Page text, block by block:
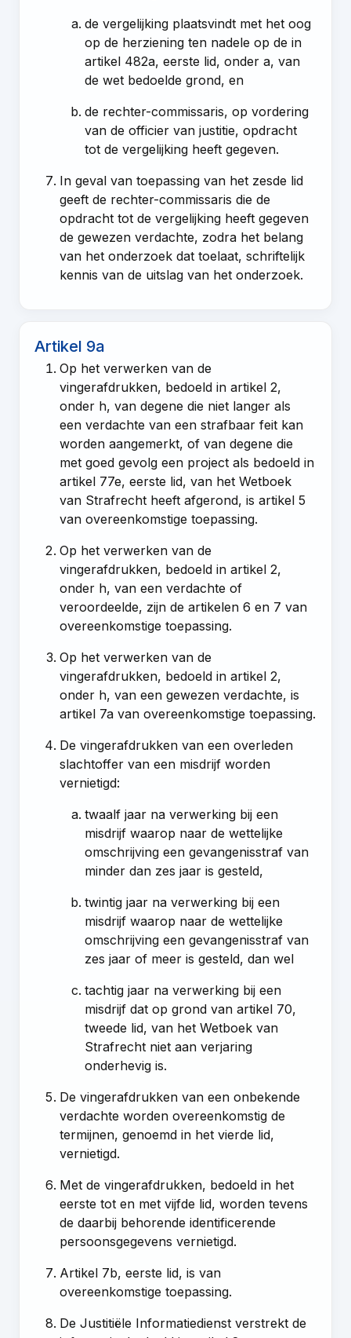
de vergelijking plaatsvindt met het oog
op de herziening ten nadele op de in
artikel 482a, eerste lid, onder a, van
de wet bedoelde grond, en
de rechter-commissaris, op vordering
van de officier van justitie, opdracht
tot de vergelijking heeft gegeven.
In geval van toepassing van het zesde lid
geeft de rechter-commissaris die de
opdracht tot de vergelijking heeft gegeven
de gewezen verdachte, zodra het belang
van het onderzoek dat toelaat, schriftelijk
kennis van de uitslag van het onderzoek.
Artikel 9a
Op het verwerken van de
vingerafdrukken, bedoeld inartikel 2,
onder h, van degene die niet langer als
een verdachte van een strafbaar feit kan
worden aangemerkt, of van degene die
met goed gevolg een project als bedoeld in
artikel 77e, eerste lid, van het Wetboek
van Strafrecht heeft afgerond, isartikel 5
van overeenkomstige toepassing.
Op het verwerken van de
vingerafdrukken, bedoeld inartikel 2,
onder h, van een verdachte of
veroordeelde, zijn deartikelen 6 en 7 van
overeenkomstige toepassing.
Op het verwerken van de
vingerafdrukken, bedoeld inartikel 2,
onder h, van een gewezen verdachte, is
artikel 7a van overeenkomstige toepassing.
De vingerafdrukken van een overleden
slachtoffer van een misdrijf worden
vernietigd:
twaalf jaar na verwerking bij een
misdrijf waarop naar de wettelijke
omschrijving een gevangenisstraf van
minder dan zes jaar is gesteld,
twintig jaar na verwerking bij een
misdrijf waarop naar de wettelijke
omschrijving een gevangenisstraf van
zes jaar of meer is gesteld, dan wel
tachtig jaar na verwerking bij een
misdrijf dat op grond vanartikel 70,
tweede lid, van het Wetboek van
Strafrecht niet aan verjaring
onderhevig is.
De vingerafdrukken van een onbekende
verdachte worden overeenkomstig de
termijnen, genoemd in het vierde lid,
vernietigd.
Met de vingerafdrukken, bedoeld in het
eerste tot en met vijfde lid, worden tevens
de daarbij behorende identificerende
persoonsgegevens vernietigd.
Artikel 7b, eerste lid, is van
overeenkomstige toepassing.
De Justitiële Informatiedienst verstrekt de